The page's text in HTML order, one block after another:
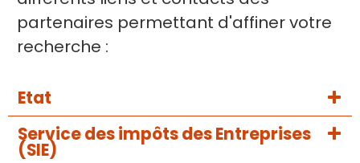
partenaires permettant d'affiner votre
recherche :
Etat
Service des impôts des Entreprises
(SIE)